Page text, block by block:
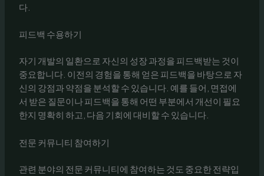
다.
피드백 수용하기
자기 개발의 일환으로 자신의 성장 과정을 피드백받는 것이
중요합니다. 이전의 경험을 통해 얻은 피드백을 바탕으로 자
신의 강점과 약점을 분석할 수 있습니다. 예를 들어, 면접에
서 받은 질문이나 피드백을 통해 어떤 부분에서 개선이 필요
한지 명확히 하고, 다음 기회에 대비할 수 있습니다.
전문 커뮤니티 참여하기
관련 분야의 전문 커뮤니티에 참여하는 것도 중요한 전략입